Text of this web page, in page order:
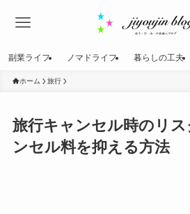
副業ライフ ノマドライフ 暮らしの工夫
ホーム 旅行
旅行キャンセル時のリ
ンセル料を抑える方法